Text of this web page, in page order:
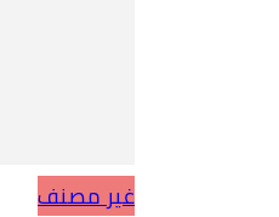
غير مصنف